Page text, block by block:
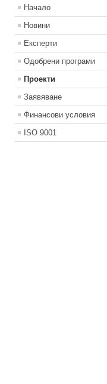
Начало
Новини
Експерти
Одобрени програми
Проекти
Заявяване
Финансови условия
ISO 9001